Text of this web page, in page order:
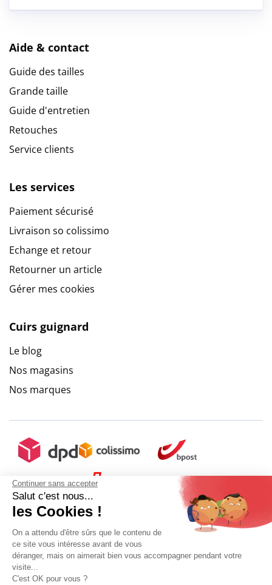
Continuer sans accepter
Salut c'est nous...
les Cookies !
On a attendu d'être sûrs que le contenu de
ce site vous intéresse avant de vous
déranger, mais on aimerait bien vous accompagner pendant votre
visite...
C'est OK pour vous ?
Aide & contact
Guide des tailles
Grande taille
Guide d'entretien
Retouches
Service clients
Les services
Paiement sécurisé
Livraison so colissimo
Echange et retour
Retourner un article
Gérer mes cookies
Cuirs guignard
Le blog
Nos magasins
Nos marques